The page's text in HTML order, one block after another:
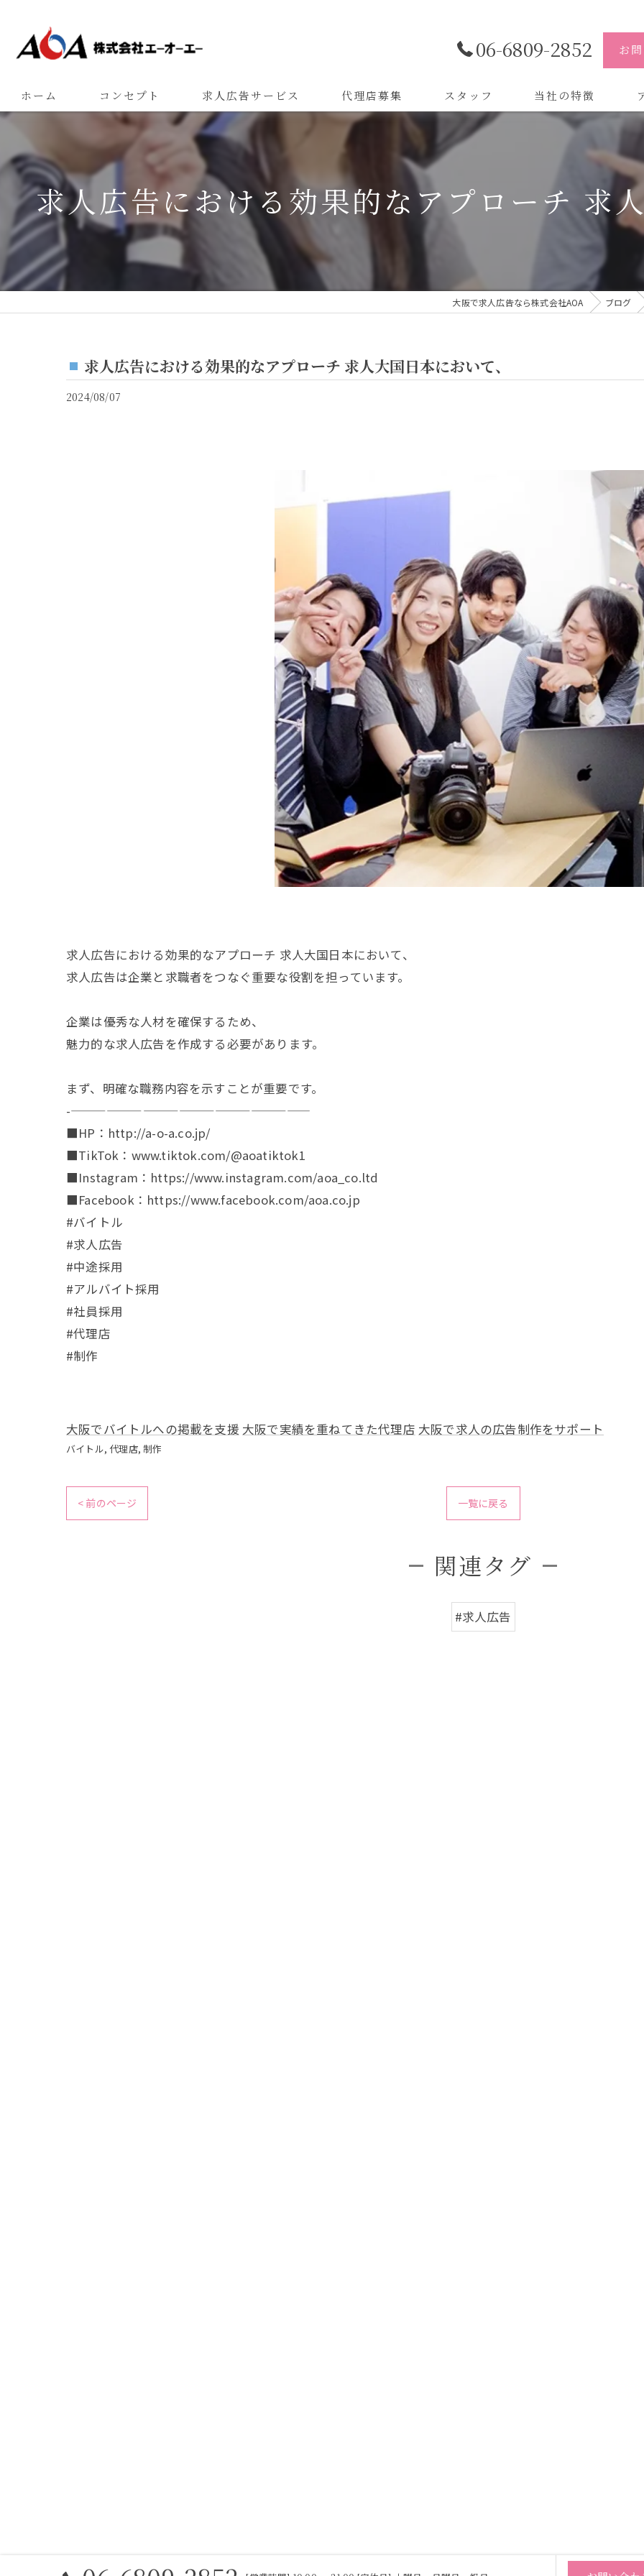
06-6809-2852 お
ホーム コンセプト 求人広告サービス 代理店募集 スタッフ 当社の特徴
バイトル
株
求人広告における効果的なアプローチ 求
大阪で求人広告なら株式会社AOA ブログ
求人広告における効果的なアプローチ 求人大国日本において、
2024/08/07
求人広告における効果的なアプローチ 求人大国日本において、
求人広告は企業と求職者をつなぐ重要な役割を担っています。
企業は優秀な人材を確保するため、
魅力的な求人広告を作成する必要があります。
まず、明確な職務内容を示すことが重要です。
-————————————————————
■HP：http://a-o-a.co.jp/
■TikTok：www.tiktok.com/@aoatiktok1
■Instagram：https://www.instagram.com/aoa_co.ltd
■Facebook：https://www.facebook.com/aoa.co.jp
#バイトル
#求人広告
#中途採用
#アルバイト採用
#社員採用
#代理店
#制作
大阪でバイトルへの掲載を支援 大阪で実績を重ねてきた代理店 大阪で求人の広告制作をサポート
バイトル 代理店 制作
< 前のページ 一覧に戻る
関連タグ
#求人広告